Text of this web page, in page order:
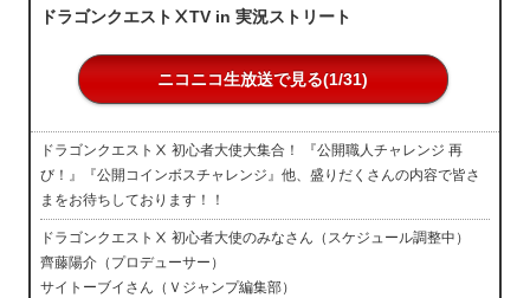
ドラゴンクエストⅩTV in 実況ストリート
ニコニコ生放送で見る(1/31)
ドラゴンクエストⅩ 初心者大使大集合！ 『公開職人チャレンジ 再
び！』『公開コインボスチャレンジ』他、盛りだくさんの内容で皆さ
まをお待ちしております！！
ドラゴンクエストⅩ 初心者大使のみなさん（スケジュール調整中）
齊藤陽介（プロデューサー）
サイトーブイさん（Ｖジャンプ編集部）